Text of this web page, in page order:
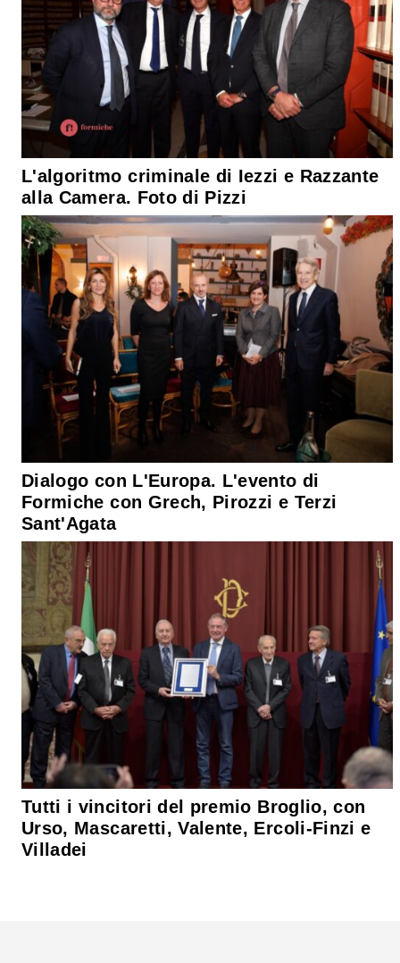
L'algoritmo criminale di Iezzi e Razzante
alla Camera. Foto di Pizzi
Dialogo con L'Europa. L'evento di
Formiche con Grech, Pirozzi e Terzi
Sant'Agata
Tutti i vincitori del premio Broglio, con
Urso, Mascaretti, Valente, Ercoli-Finzi e
Villadei